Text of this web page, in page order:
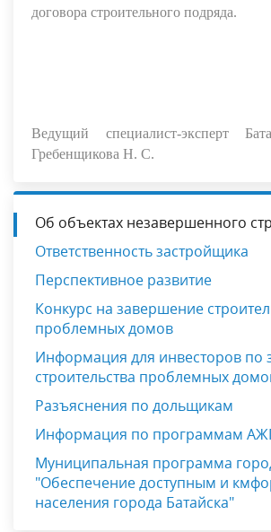
договора строительного подряда.
Ведущий специалист-эксперт
Гребенщикова Н. С.
Об объектах незавершенного
Ответственность застройщика
Перспективное развитие
Конкурс на завершение
проблемных домов
Информация для инвесторов
строительства проблемных
Разъяснения по дольщикам
Информация по программам
Муниципальная программа
"Обеспечение доступным и
населения города Батайска"